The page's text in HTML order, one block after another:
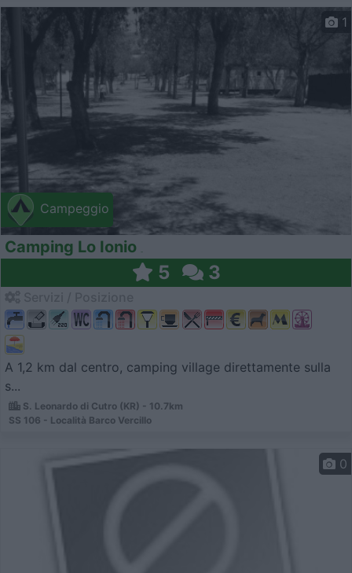
Campeggio
1
Camping Lo Ionio
5 3
A 1,2 km dal centro, camping village direttamente sulla
s...
S. Leonardo di Cutro (KR) - 10.7km
SS 106 - Località Barco Vercillo
0